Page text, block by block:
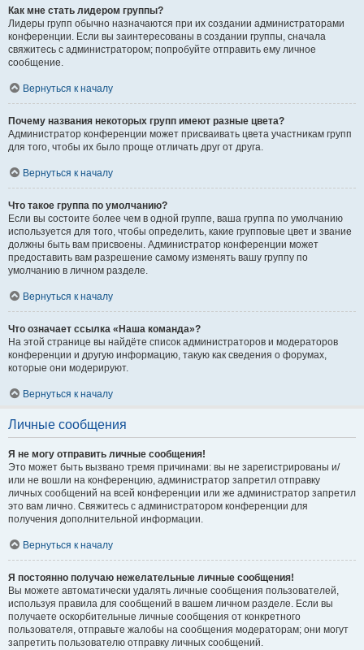
Как мне стать лидером группы?
Лидеры групп обычно назначаются при их создании администраторами
конференции. Если вы заинтересованы в создании группы, сначала
свяжитесь с администратором; попробуйте отправить ему личное
сообщение.
Вернуться к началу
Почему названия некоторых групп имеют разные цвета?
Администратор конференции может присваивать цвета участникам групп
для того, чтобы их было проще отличать друг от друга.
Вернуться к началу
Что такое группа по умолчанию?
Если вы состоите более чем в одной группе, ваша группа по умолчанию
используется для того, чтобы определить, какие групповые цвет и звание
должны быть вам присвоены. Администратор конференции может
предоставить вам разрешение самому изменять вашу группу по
умолчанию в личном разделе.
Вернуться к началу
Что означает ссылка «Наша команда»?
На этой странице вы найдёте список администраторов и модераторов
конференции и другую информацию, такую как сведения о форумах,
которые они модерируют.
Вернуться к началу
Личные сообщения
Я не могу отправить личные сообщения!
Это может быть вызвано тремя причинами: вы не зарегистрированы и/
или не вошли на конференцию, администратор запретил отправку
личных сообщений на всей конференции или же администратор запретил
это вам лично. Свяжитесь с администратором конференции для
получения дополнительной информации.
Вернуться к началу
Я постоянно получаю нежелательные личные сообщения!
Вы можете автоматически удалять личные сообщения пользователей,
используя правила для сообщений в вашем личном разделе. Если вы
получаете оскорбительные личные сообщения от конкретного
пользователя, отправьте жалобы на сообщения модераторам; они могут
запретить пользователю отправку личных сообщений.